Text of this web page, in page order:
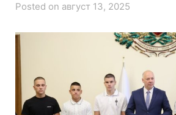
Posted on август 13, 2025